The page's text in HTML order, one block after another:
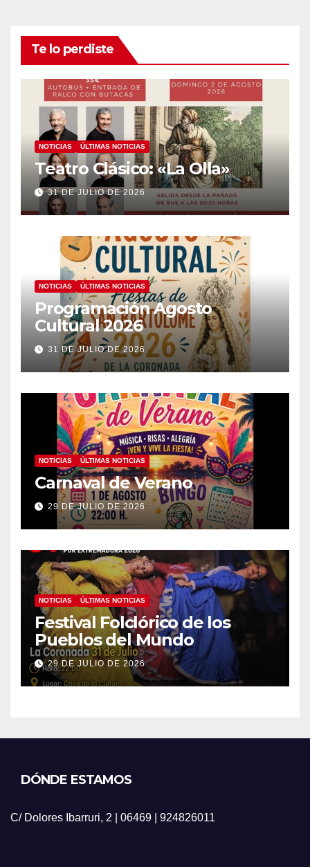
Te lo perdiste
NOTICIAS ÚLTIMAS NOTICIAS
Teatro Clásico: «La Olla»
31 DE JULIO DE 2026
NOTICIAS ÚLTIMAS NOTICIAS
Programación Agosto
Cultural 2026
31 DE JULIO DE 2026
NOTICIAS ÚLTIMAS NOTICIAS
Carnaval de Verano
29 DE JULIO DE 2026
NOTICIAS ÚLTIMAS NOTICIAS
Festival Folclórico de los
Pueblos del Mundo
29 DE JULIO DE 2026
DÓNDE ESTAMOS
C/ Dolores Ibarruri, 2 | 06469 | 924826011